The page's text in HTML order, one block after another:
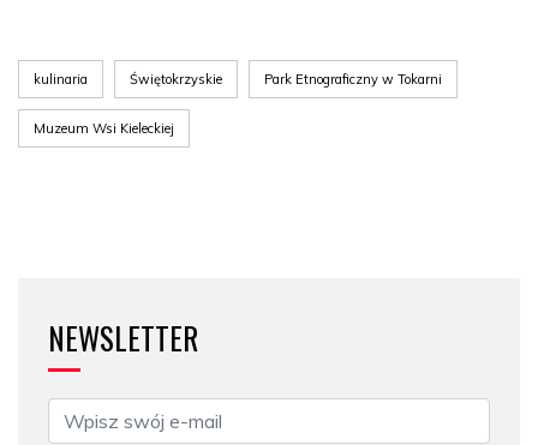
kulinaria Świętokrzyskie Park Etnograficzny w Tokarni
Muzeum Wsi Kieleckiej
NEWSLETTER